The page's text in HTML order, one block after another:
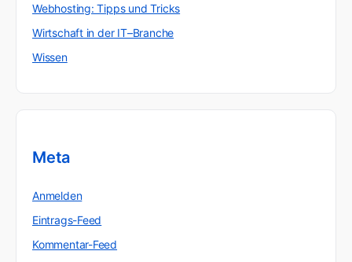
Webhosting: Tipps und Tricks
Wirtschaft in der IT–Branche
Wissen
Meta
Anmelden
Eintrags-Feed
Kommentar-Feed